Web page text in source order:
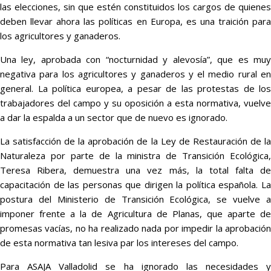
las elecciones, sin que estén constituidos los cargos de quienes
deben llevar ahora las políticas en Europa, es una traición para
los agricultores y ganaderos.
Una ley, aprobada con “nocturnidad y alevosía”, que es muy
negativa para los agricultores y ganaderos y el medio rural en
general. La política europea, a pesar de las protestas de los
trabajadores del campo y su oposición a esta normativa, vuelve
a dar la espalda a un sector que de nuevo es ignorado.
La satisfacción de la aprobación de la Ley de Restauración de la
Naturaleza por parte de la ministra de Transición Ecológica,
Teresa Ribera, demuestra una vez más, la total falta de
capacitación de las personas que dirigen la política española. La
postura del Ministerio de Transición Ecológica, se vuelve a
imponer frente a la de Agricultura de Planas, que aparte de
promesas vacías, no ha realizado nada por impedir la aprobación
de esta normativa tan lesiva par los intereses del campo.
Para ASAJA Valladolid se ha ignorado las necesidades y